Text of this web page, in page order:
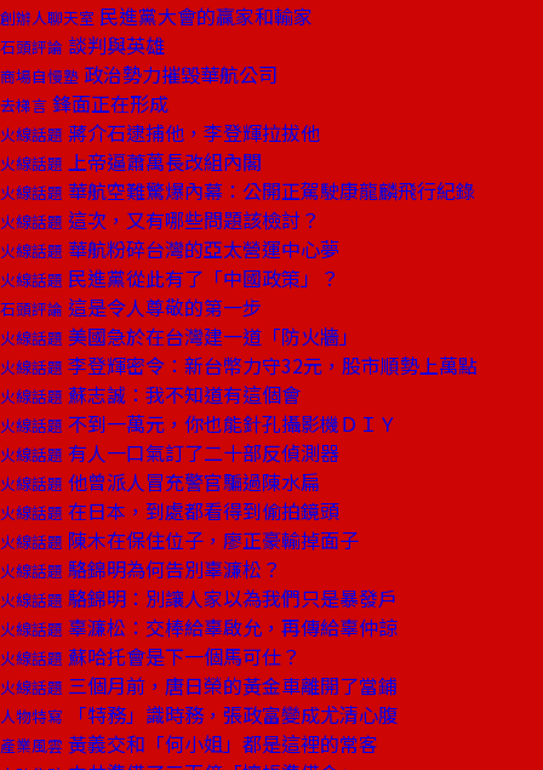
創辦人聊天室 民進黨大會的贏家和輸家
石頭評論 談判與英雄
商場自慢塾 政治勢力摧毀華航公司
去梯言 鋒面正在形成
火線話題 蔣介石逮捕他，李登輝拉拔他
火線話題 上帝逼蕭萬長改組內閣
火線話題 華航空難驚爆內幕：公開正駕駛康龍麟飛行紀錄
火線話題 這次，又有哪些問題該檢討？
火線話題 華航粉碎台灣的亞太營運中心夢
火線話題 民進黨從此有了「中國政策」？
石頭評論 這是令人尊敬的第一步
火線話題 美國急於在台灣建一道「防火牆」
火線話題 李登輝密令：新台幣力守32元，股市順勢上萬點
火線話題 蘇志誠：我不知道有這個會
火線話題 不到一萬元，你也能針孔攝影機ＤＩＹ
火線話題 有人一口氣訂了二十部反偵測器
火線話題 他曾派人冒充警官騙過陳水扁
火線話題 在日本，到處都看得到偷拍鏡頭
火線話題 陳木在保住位子，廖正豪輸掉面子
火線話題 駱錦明為何告別辜濂松？
火線話題 駱錦明：別讓人家以為我們只是暴發戶
火線話題 辜濂松：交棒給辜啟允，再傳給辜仲諒
火線話題 蘇哈托會是下一個馬可仕？
火線話題 三個月前，唐日榮的黃金車離開了當鋪
人物特寫 「特務」識時務，張政富變成尤清心腹
產業風雲 黃義交和「何小姐」都是這裡的常客